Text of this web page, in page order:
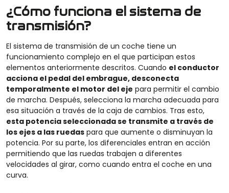
¿Cómo funciona el sistema de
transmisión?
El sistema de transmisión de un coche tiene un
funcionamiento complejo en el que participan estos
elementos anteriormente descritos. Cuando el conductor
acciona el pedal del embrague, desconecta
temporalmente el motor del eje para permitir el cambio
de marcha. Después, selecciona la marcha adecuada para
esa situación a través de la caja de cambios. Tras esto,
esta potencia seleccionada se transmite a través de
los ejes a las ruedas para que aumente o disminuyan la
potencia. Por su parte, los diferenciales entran en acción
permitiendo que las ruedas trabajen a diferentes
velocidades al girar, como cuando entra el coche en una
curva.